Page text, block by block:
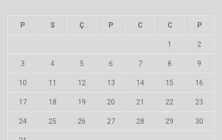
P S Ç P C C P
1 2
3 4 5 6 7 8 9
10 11 12 13 14 15 16
17 18 19 20 21 22 23
24 25 26 27 28 29 30